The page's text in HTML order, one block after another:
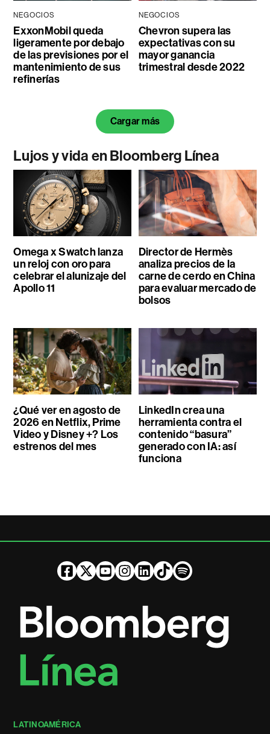
NEGOCIOS
ExxonMobil queda
ligeramente por debajo
de las previsiones por el
mantenimiento de sus
refinerías
NEGOCIOS
Chevron supera las
expectativas con su
mayor ganancia
trimestral desde 2022
Cargar más
Lujos y vida en Bloomberg Línea
Omega x Swatch lanza
un reloj con oro para
celebrar el alunizaje del
Apollo 11
Director de Hermès
analiza precios de la
carne de cerdo en China
para evaluar mercado de
bolsos
¿Qué ver en agosto de
2026 en Netflix, Prime
Video y Disney +? Los
estrenos del mes
LinkedIn crea una
herramienta contra el
contenido “basura”
generado con IA: así
funciona
LATINOAMÉRICA